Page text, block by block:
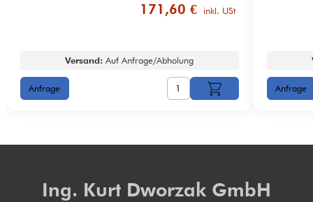
171,60 € inkl. USt
Versand: Auf Anfrage/Abholung
Ing. Kurt Dworzak GmbH